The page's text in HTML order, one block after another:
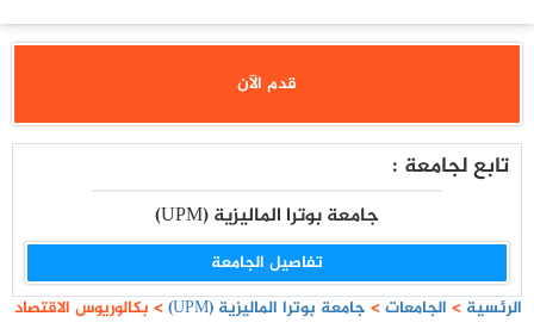
قدم الآن
تابع لجامعة :
جامعة بوترا الماليزية (UPM)
تفاصيل الجامعة
الرئسية > الجامعات> جامعة بوترا الماليزية (UPM) > بكالوريوس الاقتصاد